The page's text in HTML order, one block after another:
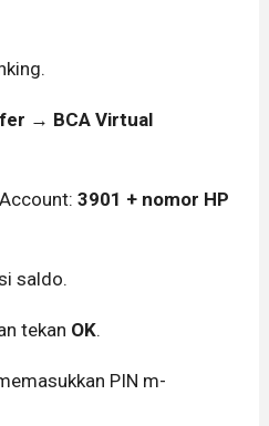
→ BCA Virtual
3901 + nomor HP
saldo.
tekan OK.
PIN m-